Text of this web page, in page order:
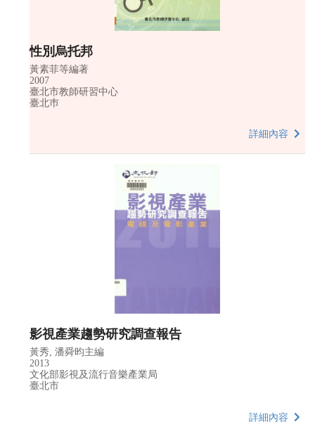
性別烏托邦
黃素菲等編著
2007
臺北市教師研習中心
臺北巿
詳細內容
影視產業趨勢研究調查報告
黃秀, 潘舜昀主編
2013
文化部影視及流行音樂產業局
臺北市
詳細內容